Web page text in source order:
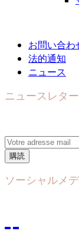
お問い合わ
法的通知
ニュース
ニュースレタ
購読
ソーシャルメ